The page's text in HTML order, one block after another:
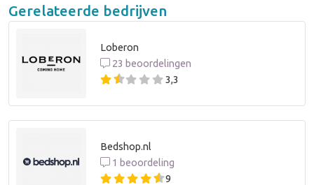
Gerelateerde bedrijven
Loberon
23 beoordelingen
3,3
Bedshop.nl
1 beoordeling
9